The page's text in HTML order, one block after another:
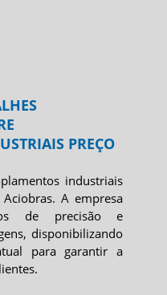
PREÇO
industriais
A empresa
de precisão e
disponibilizando
para garantir a